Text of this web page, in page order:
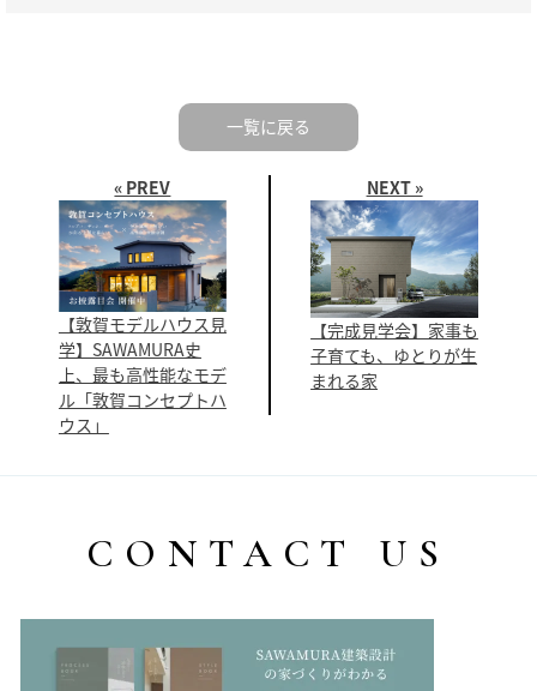
« PREV
【敦賀モデルハウス見
学】SAWAMURA史
上、最も高性能なモデ
ル「敦賀コンセプトハ
ウス」
一覧に戻る
NEXT »
【完成見学会】家事も
子育ても、ゆとりが生
まれる家
CONTACT US